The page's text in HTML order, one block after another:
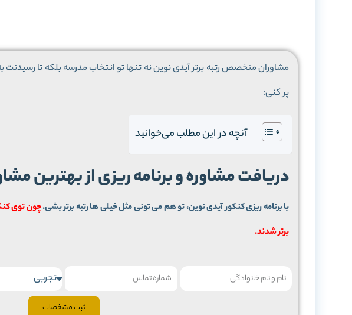
مشاوران متخصص رتبه برتر آیدی نوین نه تنها تو انتخاب مدرسه بلکه تا رسیدنت
پر کنی:
آنچه در این مطلب می‌خوانید
دریافت مشاوره و برنامه ریزی از بهترین
با برنامه ریزی کنکور آیدی نوین، تو هم می تونی مثل خیلی ها رتبه برتر بشی.
برتر شدند.
ثبت مشخصات